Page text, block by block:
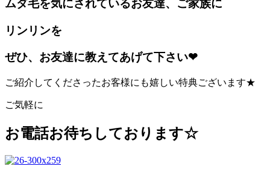
ムダ毛を気にされているお友達、ご家族に
リンリンを
ぜひ、お友達に教えてあげて下さい❤
ご紹介してくださったお客様にも嬉しい特典ございます★
ご気軽に
お電話お待ちしております☆